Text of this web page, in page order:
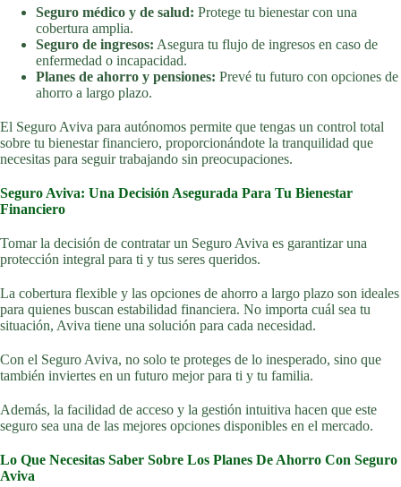
Seguro médico y de salud: Protege tu bienestar con una
cobertura amplia.
Seguro de ingresos: Asegura tu flujo de ingresos en caso de
enfermedad o incapacidad.
Planes de ahorro y pensiones: Prevé tu futuro con opciones de
ahorro a largo plazo.
El Seguro Aviva para autónomos permite que tengas un control total
sobre tu bienestar financiero, proporcionándote la tranquilidad que
necesitas para seguir trabajando sin preocupaciones.
Seguro Aviva: Una Decisión Asegurada Para Tu Bienestar
Financiero
Tomar la decisión de contratar un Seguro Aviva es garantizar una
protección integral para ti y tus seres queridos.
La cobertura flexible y las opciones de ahorro a largo plazo son ideales
para quienes buscan estabilidad financiera. No importa cuál sea tu
situación, Aviva tiene una solución para cada necesidad.
Con el Seguro Aviva, no solo te proteges de lo inesperado, sino que
también inviertes en un futuro mejor para ti y tu familia.
Además, la facilidad de acceso y la gestión intuitiva hacen que este
seguro sea una de las mejores opciones disponibles en el mercado.
Lo Que Necesitas Saber Sobre Los Planes De Ahorro Con Seguro
Aviva